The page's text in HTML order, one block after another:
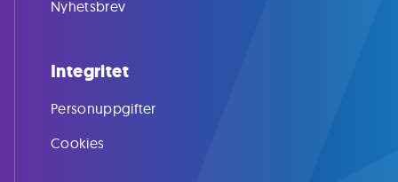
Nyhetsbrev
Integritet
Personuppgifter
Cookies